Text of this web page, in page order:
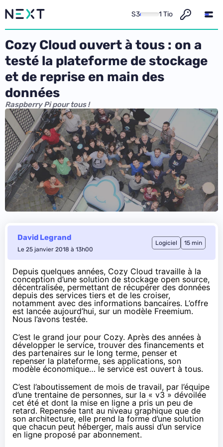
S3 1 Tio
Cozy Cloud ouvert à tous : on a
testé la plateforme de stockage
et de reprise en main des
données
Raspberry Pi pour tous !
David Legrand
Le 25 janvier 2018 à 13h00
Logiciel 15 min
Depuis quelques années, Cozy Cloud travaille à la
conception d’une solution de stockage open source,
décentralisée, permettant de récupérer des données
depuis des services tiers et de les croiser,
notamment avec des informations bancaires. L’offre
est lancée aujourd’hui, sur un modèle Freemium.
Nous l’avons testée.
C’est le grand jour pour Cozy. Après des années à
développer le service, trouver des financements et
des partenaires sur le long terme, penser et
repenser la plateforme, ses applications, son
modèle économique… le service est ouvert à tous.
C’est l’aboutissement de mois de travail, par l’équipe
d’une trentaine de personnes, sur la « v3 » dévoilée
cet été et dont la mise en ligne a pris un peu de
retard. Repensée tant au niveau graphique que de
son architecture, elle prend la forme d’une solution
que chacun peut héberger, mais aussi d’un service
en ligne proposé par abonnement.